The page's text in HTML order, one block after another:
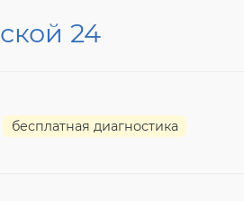
24
бесплатная диагностика